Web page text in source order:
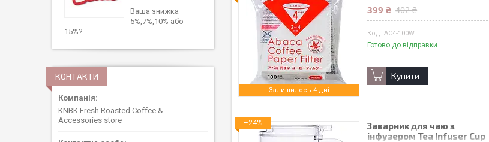
Залишилось 4 дні
399 ₴ 402 ₴
AC4-100W
Готово до відправки
Купити
–24%
Заварник для чаю з
інфузером Tea Infuser Cup
Ваша знижка
5%,7%,10% або
15%?
КОНТАКТИ
KNBK Fresh Roasted Coffee &
Accessories store